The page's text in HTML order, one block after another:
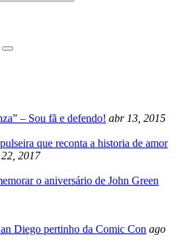
– Sou fã e defendo! abr 13, 2015
que reconta a historia de amor
2017
o aniversário de John Green
Diego pertinho da Comic Con ago